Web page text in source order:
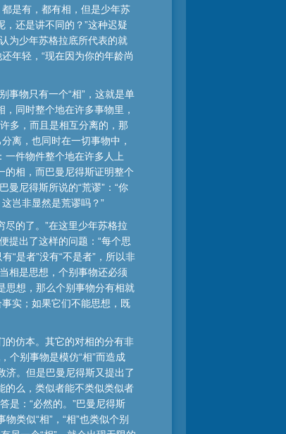
是有，都有相，但是少年苏
还是讲不同的？”这种迟疑
为少年苏格拉底所代表的就
年轻，“现在因为你的年龄尚
事物只有一个“相”，这就是单
同时整个地在许多事物里，
多，而且是相互分离的，那
离，也同时在一切事物中，
一件物件整个地在许多人上
的相，而巴曼尼得斯证明整个
曼尼得斯所说的“荒谬”：“你
岂非显然是荒谬吗？”
的了。”在这里少年苏格拉
提出了这样的问题：“每个思
“是者”没有“不是者”，所以非
相是思想，个别事物还必须
思想，那么个别事物分有相就
实；如果它们不能思想，既
的仿本。其它的对相的分有非
个别事物是模仿“相”而造成
济。但是巴曼尼得斯又提出了
的么，类似者能不类似类似者
是：“必然的。”巴曼尼得斯
类似“相”，“相”也类似个别